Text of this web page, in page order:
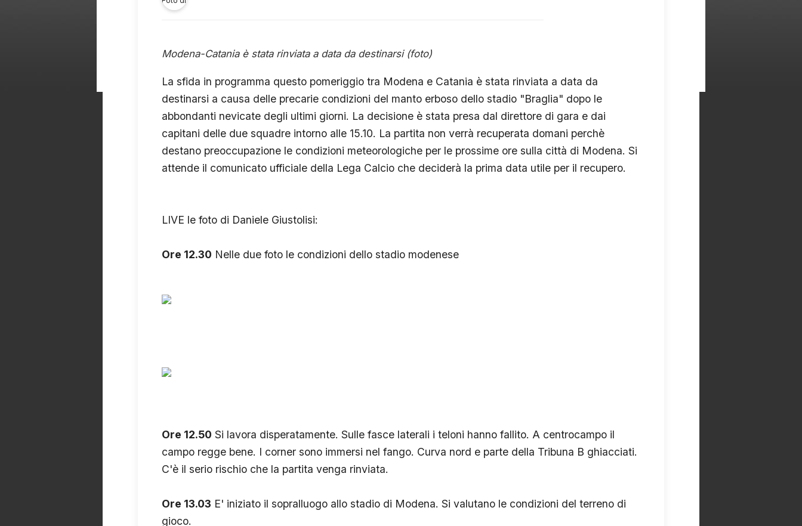
Modena-Catania è stata rinviata a data da destinarsi (foto)
La sfida in programma questo pomeriggio tra Modena e Catania è stata rinviata a data da
destinarsi a causa delle precarie condizioni del manto erboso dello stadio "Braglia" dopo le
abbondanti nevicate degli ultimi giorni. La decisione è stata presa dal direttore di gara e dai
capitani delle due squadre intorno alle 15.10. La partita non verrà recuperata domani perchè
destano preoccupazione le condizioni meteorologiche per le prossime ore sulla città di Modena. Si
attende il comunicato ufficiale della Lega Calcio che deciderà la prima data utile per il recupero.
LIVE le foto di Daniele Giustolisi:
Ore 12.30 Nelle due foto le condizioni dello stadio modenese
Ore 12.50 Si lavora disperatamente. Sulle fasce laterali i teloni hanno fallito. A centrocampo il
campo regge bene. I corner sono immersi nel fango. Curva nord e parte della Tribuna B ghiacciati.
C'è il serio rischio che la partita venga rinviata.
Ore 13.03 E' iniziato il sopralluogo allo stadio di Modena. Si valutano le condizioni del terreno di
gioco.